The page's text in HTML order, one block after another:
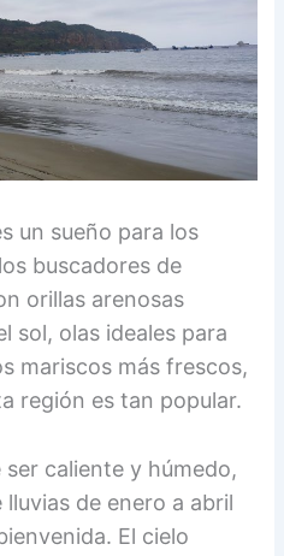
un sueño para los
buscadores de
orillas arenosas
sol, olas ideales para
mariscos más frescos,
región es tan popular.
caliente y húmedo,
de enero a abril
El cielo